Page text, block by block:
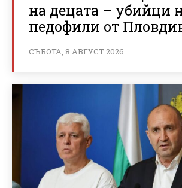
на децата – убийци
педофили от
СЪБОТА, 8 АВГУСТ 2026